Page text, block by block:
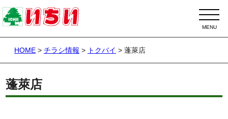
HOME > チラシ情報 > トクバイ > 蓬萊店
蓬萊店